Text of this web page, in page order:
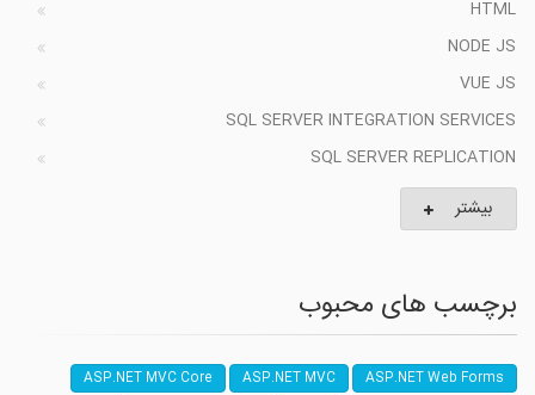
HTML
NODE JS
VUE JS
SQL SERVER INTEGRATION SERVICES
SQL SERVER REPLICATION
بیشتر
برچسب های محبوب
ASP.NET Web Forms
ASP.NET MVC
ASP.NET MVC Core